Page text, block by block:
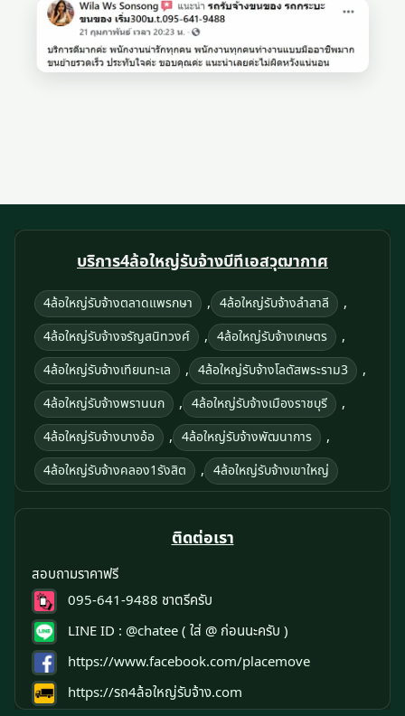
บริการ4ล้อใหญ่รับจ้างบีทีเอสวุฒากาศ
4ล้อใหญ่รับจ้างตลาดแพรกษา , 4ล้อใหญ่รับจ้างลำสาลี ,
4ล้อใหญ่รับจ้างจรัญสนิทวงศ์ , 4ล้อใหญ่รับจ้างเกษตร ,
4ล้อใหญ่รับจ้างเทียนทะเล , 4ล้อใหญ่รับจ้างโลตัสพระราม3 ,
4ล้อใหญ่รับจ้างพรานนก , 4ล้อใหญ่รับจ้างเมืองราชบุรี ,
4ล้อใหญ่รับจ้างบางอ้อ , 4ล้อใหญ่รับจ้างพัฒนาการ ,
4ล้อใหญ่รับจ้างคลอง1รังสิต , 4ล้อใหญ่รับจ้างเขาใหญ่
ติดต่อเรา
สอบถามราคาฟรี
095-641-9488 ชาตรีครับ
LINE ID : @chatee( ใส่ @ ก่อนนะครับ )
https://www.facebook.com/placemove
https://รถ4ล้อใหญ่รับจ้าง.com